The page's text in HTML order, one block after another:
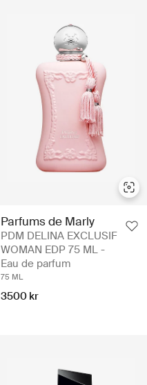
Parfums de Marly
PDM DELINA EXCLUSIF
WOMAN EDP 75 ML -
Eau de parfum
75 ML
3500 kr